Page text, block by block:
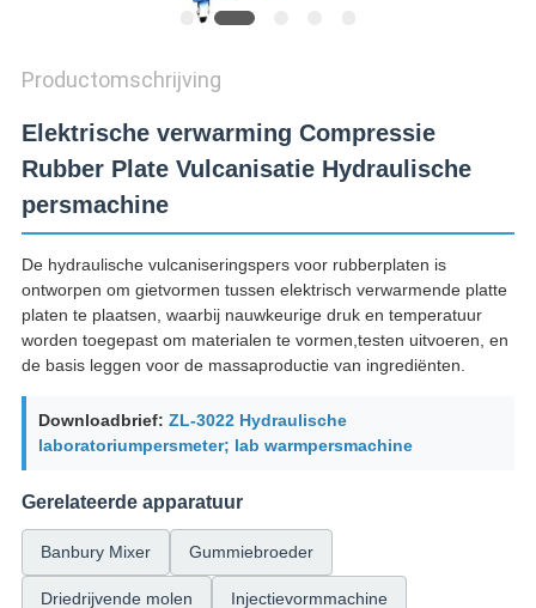
Productomschrijving
Elektrische verwarming Compressie
Rubber Plate Vulcanisatie Hydraulische
persmachine
De hydraulische vulcaniseringspers voor rubberplaten is
ontworpen om gietvormen tussen elektrisch verwarmende platte
platen te plaatsen, waarbij nauwkeurige druk en temperatuur
worden toegepast om materialen te vormen,testen uitvoeren, en
de basis leggen voor de massaproductie van ingrediënten.
Downloadbrief: ZL-3022 Hydraulische
laboratoriumpersmeter; lab warmpersmachine
Gerelateerde apparatuur
Banbury Mixer Gummiebroeder
Driedrijvende molen Injectievormmachine